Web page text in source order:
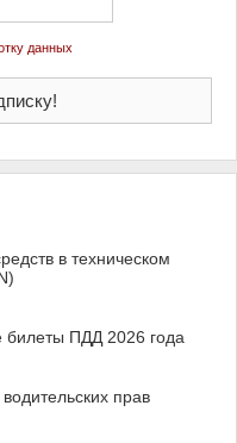
данных
в техническом
билеты ПДД 2026 года
прав